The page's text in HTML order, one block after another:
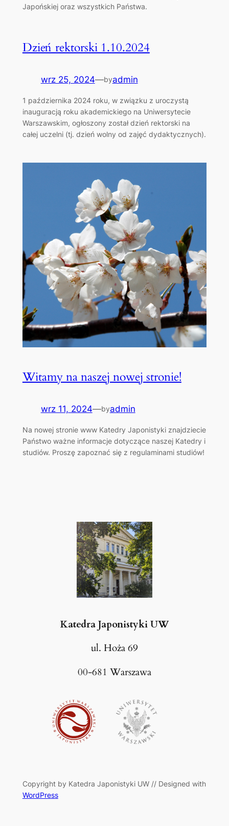
Japońskiej oraz wszystkich Państwa.
Dzień rektorski 1.10.2024
wrz 25, 2024—byadmin
1 października 2024 roku, w związku z uroczystą
inauguracją roku akademickiego na Uniwersytecie
Warszawskim, ogłoszony został dzień rektorski na
całej uczelni (tj. dzień wolny od zajęć dydaktycznych).
Witamy na naszej nowej stronie!
wrz 11, 2024—byadmin
Na nowej stronie www Katedry Japonistyki znajdziecie
Państwo ważne informacje dotyczące naszej Katedry i
studiów. Proszę zapoznać się z regulaminami studiów!
Katedra Japonistyki UW
ul. Hoża 69
00-681 Warszawa
Copyright by Katedra Japonistyki UW // Designed with
WordPress